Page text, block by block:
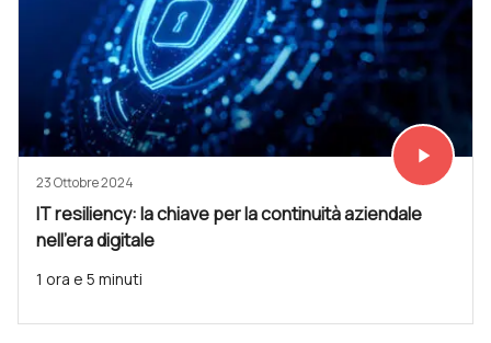
Vedi subito
play_arrow
23 Ottobre 2024
IT resiliency: la chiave per la continuità aziendale
nell'era digitale
1 ora e 5 minuti